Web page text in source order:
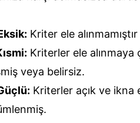
Kriter ele
Kriterler ele alınmaya
veya belirsiz.
Kriterler açık ve ikna